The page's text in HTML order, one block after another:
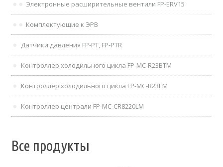
Электронные расширительные вентили FP-ERV15
Комплектующие к ЭРВ
Датчики давления FP-PT, FP-PTR
Контроллер холодильного цикла FP-MC-R23BTM
Контроллер холодильного цикла FP-MC-R23EM
Контроллер централи FP-MC-CR8220LM
Все продукты